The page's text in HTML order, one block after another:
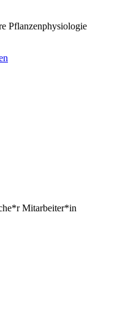
Pflanzenphysiologie
Mitarbeiter*in